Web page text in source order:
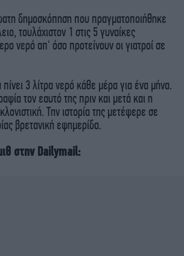
δημοσκόπηση που πραγματοποιήθηκε
τουλάχιστον 1 στις 5 γυναίκες
νερό απ' όσο προτείνουν οι γιατροί σε
3 λίτρα νερό κάθε μέρα για ένα μήνα.
τον εαυτό της πριν και μετά και η
Την ιστορία της μετέφερε σε
βρετανική εφημερίδα.
στην Dailymail: